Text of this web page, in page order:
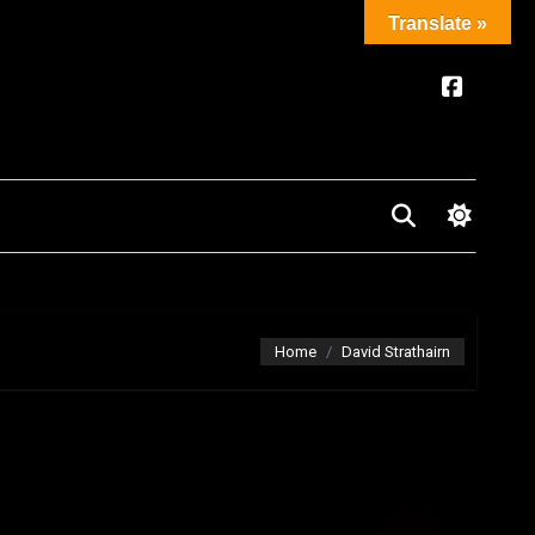
Home David Strathairn
Translate »